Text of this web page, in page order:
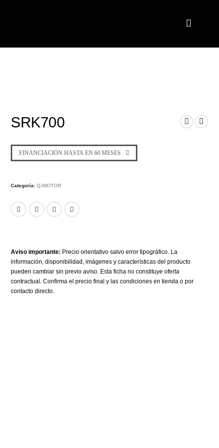
SRK700
FINANCIACIÓN HASTA EN 60 MESES
Categoría:QJMOTOR
Aviso importante: Precio orientativo salvo error tipográfico. La
información, disponibilidad, imágenes y características del producto
pueden cambiar sin previo aviso. Esta ficha no constituye oferta
contractual. Confirma el precio final y las condiciones en tienda o por
contacto directo.